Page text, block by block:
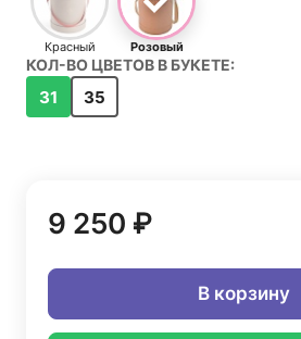
Красный Розовый
КОЛ-ВО ЦВЕТОВ В БУКЕТЕ:
31 35
9 250 ₽
В корзину